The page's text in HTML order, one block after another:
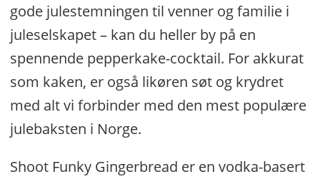
gode julestemningen til venner og familie i
juleselskapet – kan du heller by på en
spennende pepperkake-cocktail. For akkurat
som kaken, er også likøren søt og krydret
med alt vi forbinder med den mest populære
julebaksten i Norge.
Shoot Funky Gingerbread er en vodka-basert